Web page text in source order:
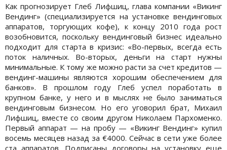
Как прогнозирует Глеб Лифшиц, глава компании «Викинг
Вендинг» (специализируется на установке вендинговых
аппаратов, торгующих кофе), к концу 2010 года рост
возобновится, поскольку вендинговый бизнес идеально
подходит для старта в кризис: «Во-первых, всегда есть
поток наличных. Во-вторых, деньги на старт нужны
минимальные. К тому же можно расти за счет кредитов —
вендинг-машины являются хорошим обеспечением для
банков». В прошлом году Глеб успел поработать в
крупном банке, у него и в мыслях не было заниматься
вендинговым бизнесом. Но его уговорил брат, Михаил
Лифшиц, вместе со своим другом Николаем Пархоменко.
Первый аппарат — на пробу — «Викинг Вендинг» купил
восемь месяцев назад за €4000. Сейчас в сети уже более
ста аппаратов. Подписаны договоры на установку еще